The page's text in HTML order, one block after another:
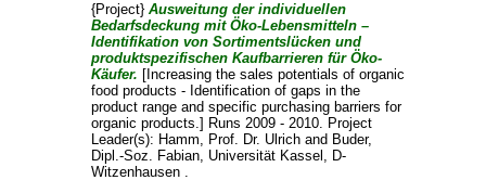
{Project} Ausweitung der individuellen
Bedarfsdeckung mit Öko-Lebensmitteln –
Identifikation von Sortimentslücken und
produktspezifischen Kaufbarrieren für Öko-
Käufer. [Increasing the sales potentials of organic
food products - Identification of gaps in the
product range and specific purchasing barriers for
organic products.] Runs 2009 - 2010. Project
Leader(s): Hamm, Prof. Dr. Ulrichand Buder,
Dipl.-Soz. Fabian, Universität Kassel, D-
Witzenhausen .